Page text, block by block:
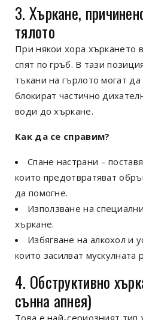
3. Хъркане,
тялото
При някои хора хъркането
спят по гръб. В тази
тъкани на гърлото могат
блокират частично
води до хъркане.
Как да се справим?
Спане настрани –
които предотвратяват
да помогне.
Използване на
хъркане.
Избягване на алкохол и
които засилват мускулната
4. Обструктивно
сънна апнея)
Това е най-сериозният тип